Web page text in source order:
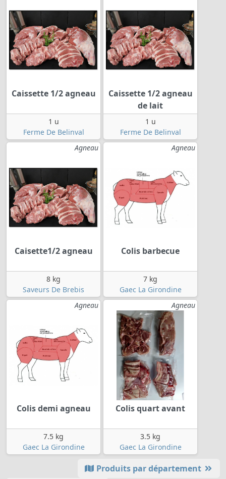
Caissette 1/2 agneau
1 u
Ferme De Belinval
Caissette 1/2 agneau
de lait
1 u
Ferme De Belinval
Agneau
Caisette1/2 agneau
8 kg
Saveurs De Brebis
Agneau
Colis barbecue
7 kg
Gaec La Girondine
Agneau
Colis demi agneau
7.5 kg
Gaec La Girondine
Agneau
Colis quart avant
3.5 kg
Gaec La Girondine
Produits par département